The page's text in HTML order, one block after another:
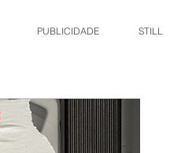
PUBLICIDADE STILL